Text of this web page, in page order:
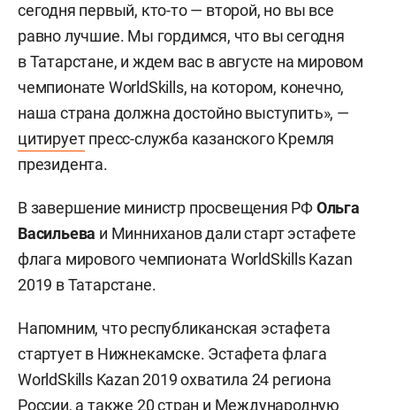
сегодня первый, кто-то — второй, но вы все
равно лучшие. Мы гордимся, что вы сегодня
в Татарстане, и ждем вас в августе на мировом
чемпионате WorldSkills, на котором, конечно,
наша страна должна достойно выступить», —
цитируетпресс-служба казанского Кремля
президента.
В завершение министр просвещения РФОльга
Васильева и Минниханов дали старт эстафете
флага мирового чемпионата WorldSkills Kazan
2019 в Татарстане.
Напомним, что республиканская эстафета
стартует в Нижнекамске. Эстафета флага
WorldSkills Kazan 2019 охватила 24 региона
России, а также 20 стран и Международную